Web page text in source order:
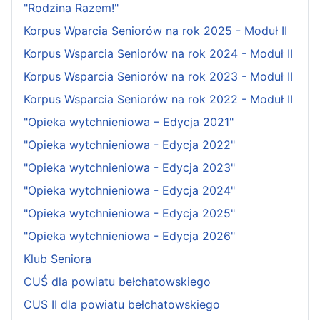
"Rodzina Razem!"
Korpus Wparcia Seniorów na rok 2025 - Moduł II
Korpus Wsparcia Seniorów na rok 2024 - Moduł II
Korpus Wsparcia Seniorów na rok 2023 - Moduł II
Korpus Wsparcia Seniorów na rok 2022 - Moduł II
"Opieka wytchnieniowa – Edycja 2021"
"Opieka wytchnieniowa - Edycja 2022"
"Opieka wytchnieniowa - Edycja 2023"
"Opieka wytchnieniowa - Edycja 2024"
"Opieka wytchnieniowa - Edycja 2025"
"Opieka wytchnieniowa - Edycja 2026"
Klub Seniora
CUŚ dla powiatu bełchatowskiego
CUS II dla powiatu bełchatowskiego